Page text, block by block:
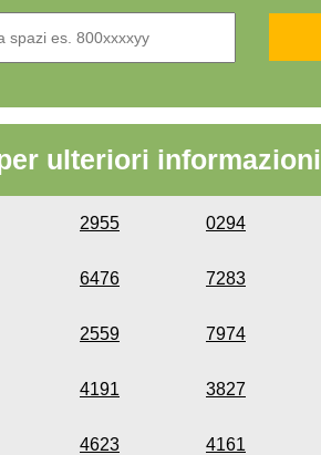
ulteriori informazioni
2955 0294
6476 7283
2559 7974
4191 3827
4623 4161